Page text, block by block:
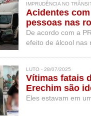
IMPRUDÊNCIA NO
Acidentes
pessoas nas
De acordo com a
efeito de álcool nas
LUTO - 28/07/2025
Vítimas fatais
Erechim são
Eles estavam em